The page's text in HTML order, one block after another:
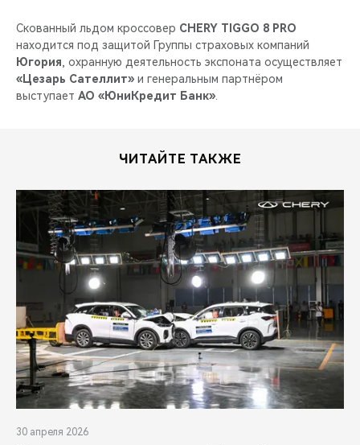
Скованный льдом кроссовер CHERY TIGGO 8 PRO
находится под защитой Группы страховых компаний
Югория , охранную деятельность экспоната осуществляет
«Цезарь Сателлит» и генеральным партнёром
выступает АО «ЮниКредит Банк»
ЧИТАЙТЕ ТАКЖЕ
30 апреля 2026